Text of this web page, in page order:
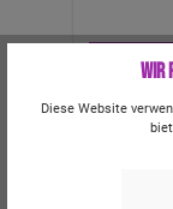
Wir
Diese Website